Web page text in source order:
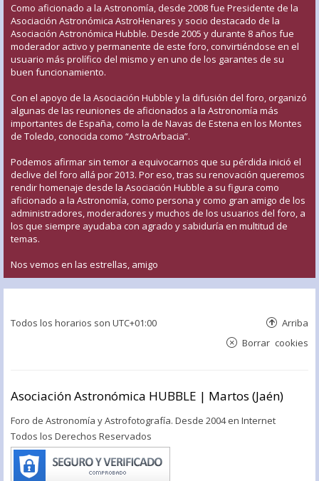
Como aficionado a la Astronomía, desde 2008 fue Presidente de la
Asociación Astronómica AstroHenares y socio destacado de la
Asociación Astronómica Hubble. Desde 2005 y durante 8 años fue
moderador activo y permanente de este foro, convirtiéndose en el
usuario más prolífico del mismo y en uno de los garantes de su
buen funcionamiento.
Con el apoyo de la Asociación Hubble y la difusión del foro, organizó
algunas de las reuniones de aficionados a la Astronomía más
importantes de España, como la de Navas de Estena en los Montes
de Toledo, conocida como “AstroArbacia”.
Podemos afirmar sin temor a equivocarnos que su pérdida inició el
declive del foro allá por 2013. Por eso, tras su renovación queremos
rendir homenaje desde la Asociación Hubble a su figura como
aficionado a la Astronomía, como persona y como gran amigo de los
administradores, moderadores y muchos de los usuarios del foro, a
los que siempre ayudaba con agrado y sabiduría en multitud de
temas.
Nos vemos en las estrellas, amigo
Todos los horarios son UTC+01:00 Arriba
Borrar cookies
Asociación Astronómica HUBBLE | Martos (Jaén)
Foro de Astronomía y Astrofotografía. Desde 2004 en Internet
Todos los Derechos Reservados